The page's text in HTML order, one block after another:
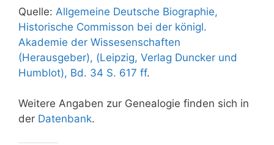
Quelle: Allgemeine Deutsche Biographie,
Historische Commisson bei der königl.
Akademie der Wissesenschaften
(Herausgeber), (Leipzig, Verlag Duncker und
Humblot), Bd. 34 S. 617 ff.
Weitere Angaben zur Genealogie finden sich in
der Datenbank.